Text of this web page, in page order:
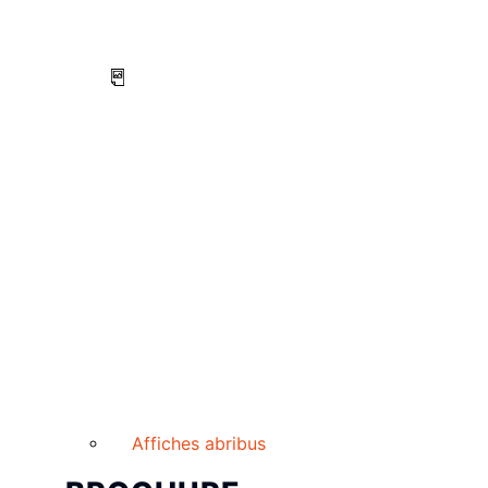
Affiches abribus